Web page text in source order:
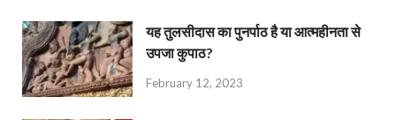
यह तुलसीदास का पुनर्पाठ है या आत्महीनता से
उपजा कुपाठ?
February 12, 2023